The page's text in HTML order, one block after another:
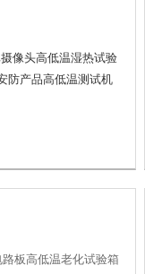
像头高低温湿热试验
防产品高低温测试机